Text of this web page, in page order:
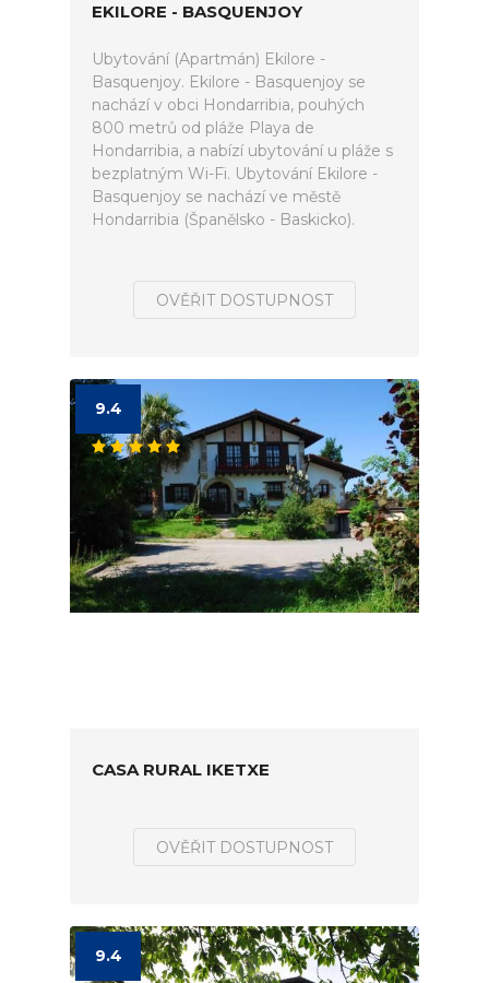
EKILORE - BASQUENJOY
Ubytování (Apartmán) Ekilore -
Basquenjoy. Ekilore - Basquenjoy se
nachází v obci Hondarribia, pouhých
800 metrů od pláže Playa de
Hondarribia, a nabízí ubytování u pláže s
bezplatným Wi-Fi. Ubytování Ekilore -
Basquenjoy se nachází ve městě
Hondarribia (Španělsko - Baskicko).
OVĚŘIT DOSTUPNOST
9.4
CASA RURAL IKETXE
OVĚŘIT DOSTUPNOST
9.4